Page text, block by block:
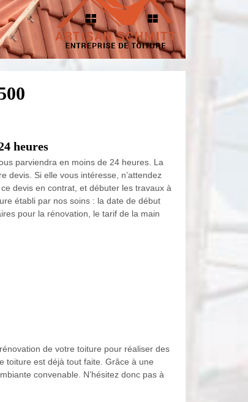
heures
parviendra en moins de 24 heures. La
devis. Si elle vous intéresse, n’attendez
devis en contrat, et débuter les travaux à
établi par nos soins : la date de début
pour la rénovation, le tarif de la main
de votre toiture pour réaliser des
toiture est déjà tout faite. Grâce à une
convenable. N’hésitez donc pas à